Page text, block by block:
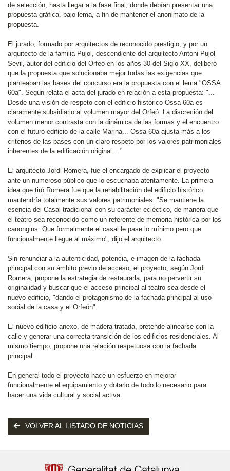
de selección, hasta llegar a la fase final, donde debían presentar una
propuesta gráfica, bajo lema, a fin de mantener el anonimato de la
propuesta.
El jurado, formado por arquitectos de reconocido prestigio, y por un
arquitecto de la familia Pujol, descendiente del arquitecto Antoni Pujol
Sevil, autor del edificio del Orfeó en los años 30 del Siglo XX, deliberó
que la propuesta que solucionaba mejor todas las exigencias que
planteaban las bases del concurso era la propuesta con el lema "OSSA
60a". Según relata el acta del jurado en relación a esta propuesta: "...
Desde una visión de respeto con el edificio histórico Ossa 60a es
claramente subsidiario al volumen mayor del Orfeó. La discreción del
volumen menor contrasta con la dinámica de las formas y el encuentro
con el futuro edificio de la calle Marina... Ossa 60a ajusta más a los
criterios de las bases con un claro respeto por los valores patrimoniales
inherentes de la edificación original... "
El arquitecto Jordi Romera, fue el encargado de explicar el proyecto
ante un numeroso público que lo escuchaba atentamente. La primera
idea que tiró Romera fue que la rehabilitación del edificio histórico
mantendría totalmente sus valores patrimoniales. "Se mantiene la
esencia del Casal tradicional con su carácter ecléctico, de manera que
el teatro sea reconocido como un referente de memoria histórica por los
canongins. Que formalmente el casal le pase lo mínimo pero que
funcionalmente llegue al máximo", dijo el arquitecto.
Sin renunciar a la autenticidad, potencia, e imagen de la fachada
principal con su ámbito previo de acceso, el proyecto, según Jordi
Romera, propone la estrategia de restaurarla, para no pervertir su
originalidad y buscar que el acceso principal al teatro sea desde el
nuevo edificio, "dando el protagonismo de la fachada principal al uso
social de la casa y el Orfeón".
El nuevo edificio anexo, de madera tratada, pretende alinearse con la
calle y generar una correcta transición de los edificios residenciales. Al
mismo tiempo, propone una relación respetuosa con la fachada
principal.
En general todo el proyecto hace un esfuerzo en mejorar
funcionalmente el equipamiento y dotarlo de todo lo necesario para
hacer una vida cultural y social activa.
VOLVER AL LISTADO DE NOTICIAS